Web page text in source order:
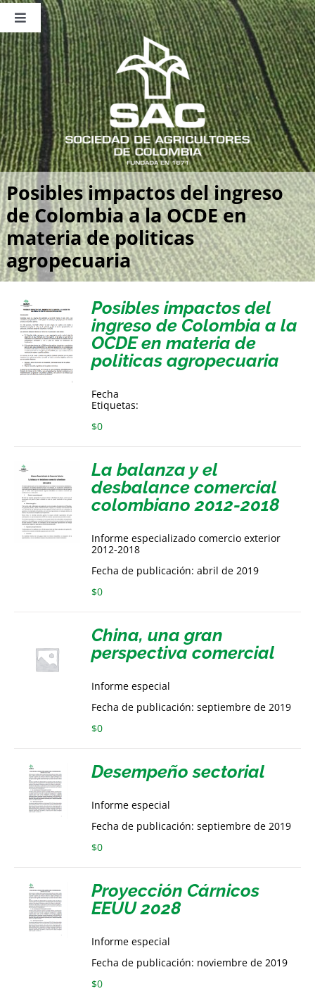
Saltar
contenido
Toggle
Navigation
Nosotros
Publicaciones
Sala de Prensa
Eventos
Posibles impactos del ingreso
de Colombia a la OCDE en
materia de politicas
agropecuaria
Posibles impactos del
ingreso de Colombia a la
OCDE en materia de
politicas agropecuaria
Fecha
Etiquetas:
$0
La balanza y el
desbalance comercial
colombiano 2012-2018
Informe especializado comercio exterior
2012-2018
Fecha de publicación: abril de 2019
$0
China, una gran
perspectiva comercial
Informe especial
Fecha de publicación: septiembre de 2019
$0
Desempeño sectorial
Informe especial
Fecha de publicación: septiembre de 2019
$0
Proyección Cárnicos
EEUU 2028
Informe especial
Fecha de publicación: noviembre de 2019
$0